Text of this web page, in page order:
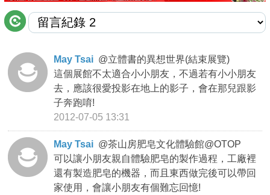
聯絡我們
APP下載
May Tsai @立體書的異想世界(結束展覽)
這個展館不太適合小小朋友，不過若有小小朋友
去，應該很愛投影在地上的影子，會在那兒跟影
子奔跑唷!
2012-07-05 13:31
May Tsai @茶山房肥皂文化體驗館@OTOP
可以讓小朋友親自體驗肥皂的製作過程，工廠裡
還有製造肥皂的機器，而且東西做完後可以帶回
家使用，會讓小朋友有個難忘回憶!